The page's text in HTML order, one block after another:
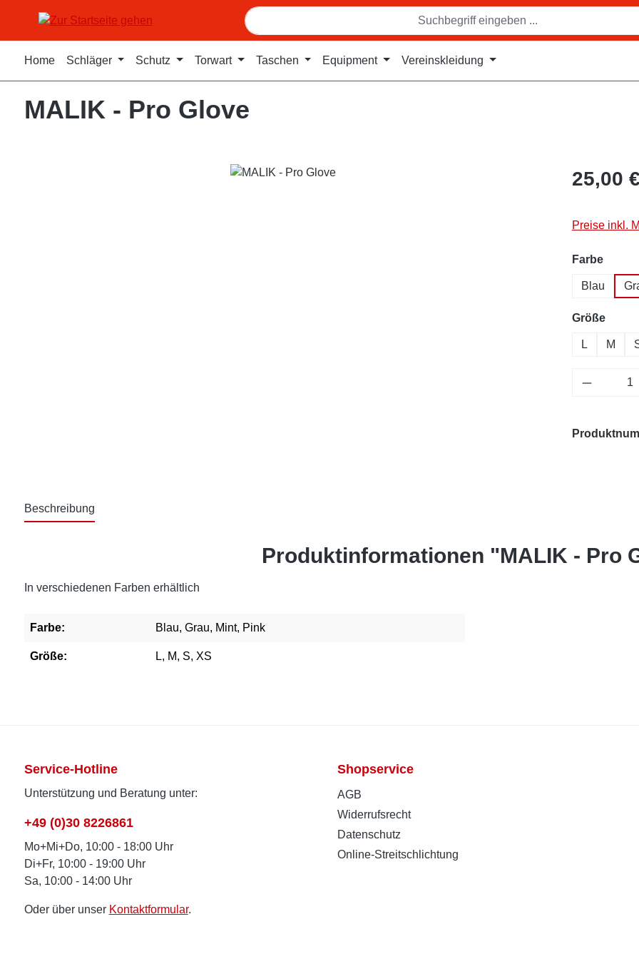
Hauptinhalt springen
Zur Suche springen
Zur Hauptnavigation springen
Home Schläger Schutz Torwart Taschen Equipment Vereinskleidung
MALIK - Pro Glove
25,00 €
Preise inkl.
Farbe
Blau
Größe
L M
Beschreibung
Produktinformationen "MALIK - Pro
In verschiedenen Farben erhältlich
Farbe: Blau, Grau, Mint, Pink
Größe: L, M, S, XS
Service-Hotline
Unterstützung und Beratung unter:
+49 (0)30 8226861
Mo+Mi+Do, 10:00 - 18:00 Uhr
Di+Fr, 10:00 - 19:00 Uhr
Sa, 10:00 - 14:00 Uhr
Oder über unser Kontaktformular.
Shopservice
AGB
Widerrufsrecht
Datenschutz
Online-Streitschlichtung